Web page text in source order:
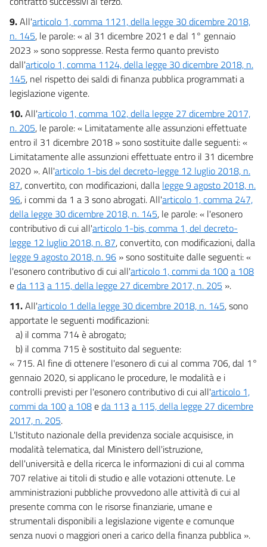
9.All'articolo 1, comma 1121, della legge 30 dicembre 2018,
n. 145, le parole: « al 31 dicembre 2021 e dal 1° gennaio
2023 » sono soppresse. Resta fermo quanto previsto
dall'articolo 1, comma 1124, della legge 30 dicembre 2018, n.
145, nel rispetto dei saldi di finanza pubblica programmati a
legislazione vigente.
10.All'articolo 1, comma 102, della legge 27 dicembre 2017,
n. 205, le parole: « Limitatamente alle assunzioni effettuate
entro il 31 dicembre 2018 » sono sostituite dalle seguenti: «
Limitatamente alle assunzioni effettuate entro il 31 dicembre
2020 ». All'articolo 1-bis del decreto-legge 12 luglio 2018, n.
87, convertito, con modificazioni, dalla legge 9 agosto 2018, n.
96, i commi da 1 a 3 sono abrogati. All'articolo 1, comma 247,
della legge 30 dicembre 2018, n. 145, le parole: « l'esonero
contributivo di cui all'articolo 1-bis, comma 1, del decreto-
legge 12 luglio 2018, n. 87, convertito, con modificazioni, dalla
legge 9 agosto 2018, n. 96 » sono sostituite dalle seguenti: «
l'esonero contributivo di cui all'articolo 1, commi da 100a 108
eda 113 a 115, della legge 27 dicembre 2017, n. 205 ».
11.All'articolo 1 della legge 30 dicembre 2018, n. 145, sono
apportate le seguenti modificazioni:
a) il comma 714 è abrogato;
b) il comma 715 è sostituito dal seguente:
« 715. Al fine di ottenere l'esonero di cui al comma 706, dal 1°
gennaio 2020, si applicano le procedure, le modalità e i
controlli previsti per l'esonero contributivo di cui all'articolo 1,
commi da 100a 108eda 113 a 115, della legge 27 dicembre
2017, n. 205.
L'Istituto nazionale della previdenza sociale acquisisce, in
modalità telematica, dal Ministero dell'istruzione,
dell'università e della ricerca le informazioni di cui al comma
707 relative ai titoli di studio e alle votazioni ottenute. Le
amministrazioni pubbliche provvedono alle attività di cui al
presente comma con le risorse finanziarie, umane e
strumentali disponibili a legislazione vigente e comunque
senza nuovi o maggiori oneri a carico della finanza pubblica ».